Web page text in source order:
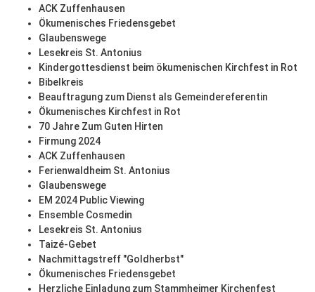
ACK Zuffenhausen
Ökumenisches Friedensgebet
Glaubenswege
Lesekreis St. Antonius
Kindergottesdienst beim ökumenischen Kirchfest in Rot
Bibelkreis
Beauftragung zum Dienst als Gemeindereferentin
Ökumenisches Kirchfest in Rot
70 Jahre Zum Guten Hirten
Firmung 2024
ACK Zuffenhausen
Ferienwaldheim St. Antonius
Glaubenswege
EM 2024 Public Viewing
Ensemble Cosmedin
Lesekreis St. Antonius
Taizé-Gebet
Nachmittagstreff "Goldherbst"
Ökumenisches Friedensgebet
Herzliche Einladung zum Stammheimer Kirchenfest